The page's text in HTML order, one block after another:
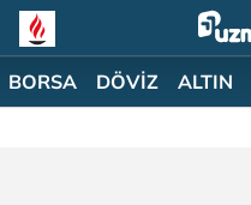
BORSA DÖVİZ ALTIN